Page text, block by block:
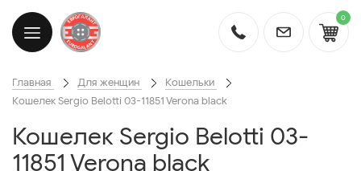
0
Главная Для женщин
Кошельки
Кошелек Sergio Belotti 03-11851 Verona black
Кошелек Sergio Belotti 03-
11851 Verona black